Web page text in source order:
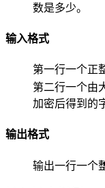
数是多少。
输入格式
第一行一个正
第二行一个由
加密后得到的
输出格式
输出一行一个